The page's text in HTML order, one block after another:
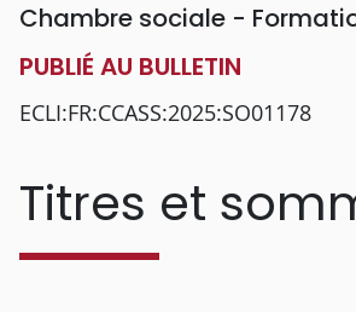
Chambre sociale -
PUBLIÉ AU BULLETIN
ECLI:FR:CCASS:2025:SO01178
Titres et